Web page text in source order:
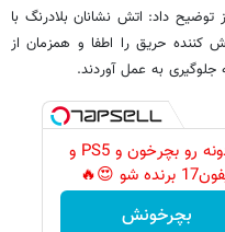
داد: اتش نشانان بلادرنگ با
کننده حریق را اطفا و همزمان از
به عمل آوردند.
گردونه رو بچرخون و PS5 و
برنده شو 😍🔥
بچرخونش